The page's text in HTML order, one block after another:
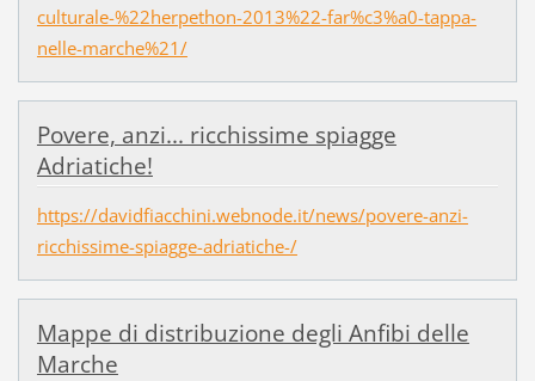
culturale-%22herpethon-2013%22-far%c3%a0-tappa-
nelle-marche%21/
Povere, anzi... ricchissime spiagge
Adriatiche!
https://davidfiacchini.webnode.it/news/povere-anzi-
ricchissime-spiagge-adriatiche-/
Mappe di distribuzione degli Anfibi delle
Marche